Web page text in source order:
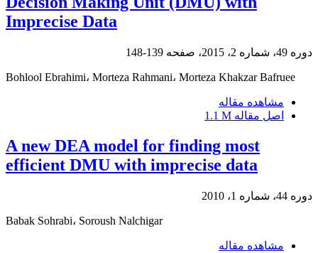
Imprecise Data
دوره 49، شماره 2، 2015، صفحه 139-148
Bohlool Ebrahimi، Morteza Rahmani، Morteza Khakzar Bafruee
مشاهده مقاله
اصل مقاله 1.1 M
A new DEA model for finding most
efficient DMU with imprecise data
دوره 44، شماره 1، 2010
Babak Sohrabi، Soroush Nalchigar
مشاهده مقاله